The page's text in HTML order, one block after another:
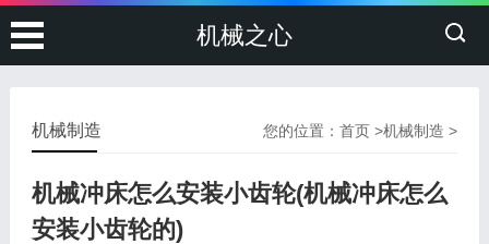
机械之心
您的位置：首页 >机械制造 >
机械制造
机械冲床怎么安装小齿轮(机械冲床怎么
安装小齿轮的)